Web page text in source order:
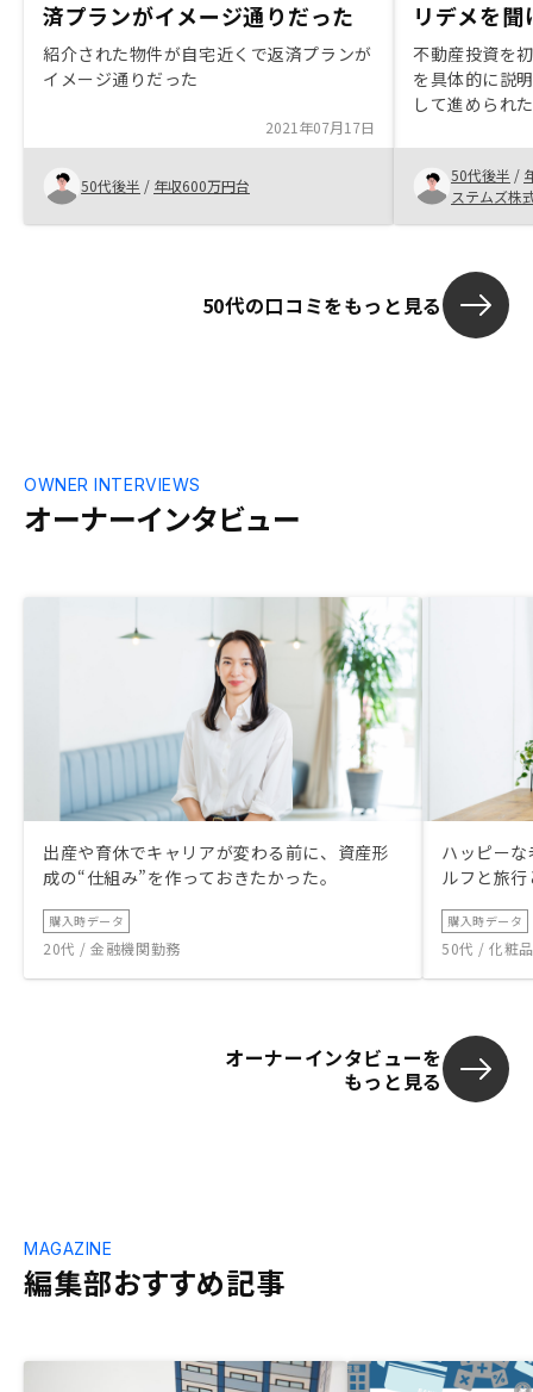
済プランがイメージ通りだった
紹介された物件が自宅近くで返済プランが
イメージ通りだった
2021年07月17日
50代後半 / 年収600万円台
リデメを聞
不動産投資を
を具体的に説
して進められ
納得感を感じ
不安だったが
物件の過去の
た。自身で調
の状況を知り
50代後半 /
ステムズ株
50代の口コミをもっと見る
オーナーインタビュー
OWNER INTERVIEWS
出産や育休でキャリアが変わる前に、資産形
成の“仕組み”を作っておきたかった。
購入時データ
20代 / 金融機関勤務
ハッピー
ルフと旅
購入時データ
50代 / 化粧
オーナーインタビューを
もっと見る
編集部おすすめ記事
MAGAZINE